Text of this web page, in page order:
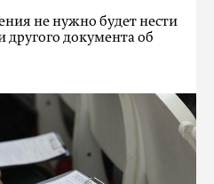
не нужно будет нести
другого документа об